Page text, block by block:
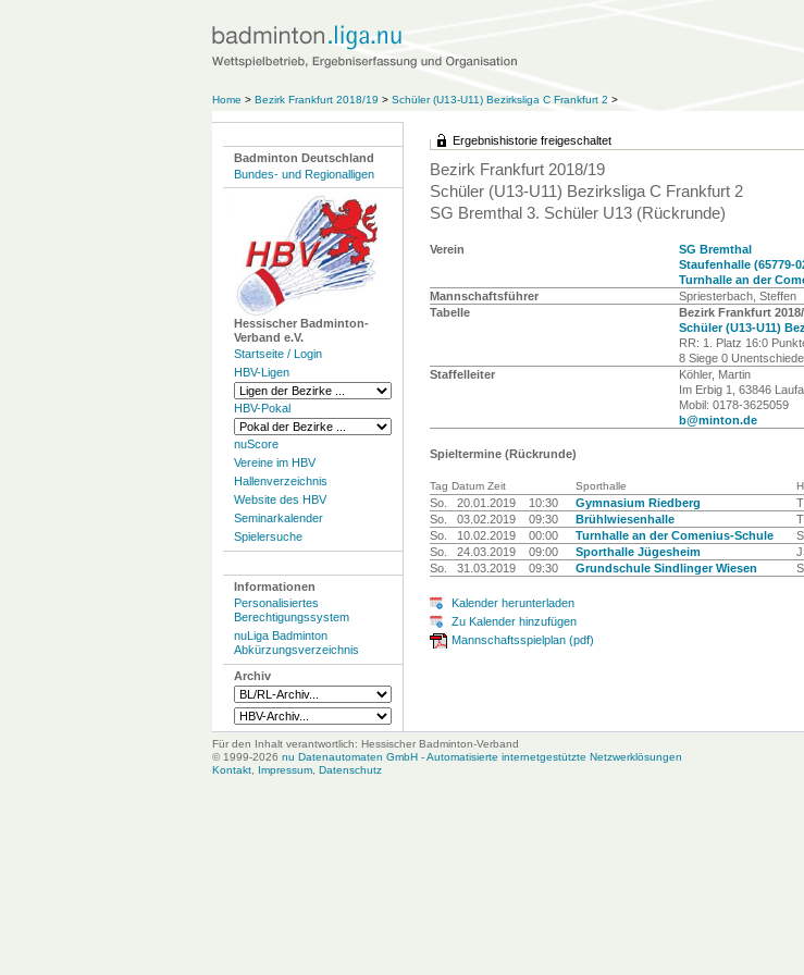
Home > Bezirk Frankfurt 2018/19 > Schüler (U13-U11) Bezirksliga C Frankfurt 2 >
Badminton Deutschland
Bundes- und Regionalligen
Hessischer Badminton-
Verband e.V.
Startseite / Login
HBV-Ligen
HBV-Pokal
nuScore
Vereine im HBV
Hallenverzeichnis
Website des HBV
Seminarkalender
Spielersuche
Informationen
Personalisiertes
Berechtigungssystem
nuLiga Badminton
Abkürzungsverzeichnis
Archiv
Ergebnishistorie freigeschaltet
Bezirk Frankfurt 2018/19
Schüler (U13-U11) Bezirksliga C Frankfurt 2
SG Bremthal 3. Schüler U13 (Rückrunde)
Verein
SG Bremthal
Staufenhalle (65779-
Turnhalle an der
Mannschaftsführer
Spriesterbach, Steffen
Tabelle
Bezirk Frankfurt
Schüler (U13-U11)
RR: 1. Platz 16:0
8 Siege 0
Staffelleiter
Köhler, Martin
Im Erbig 1, 63846
Mobil: 0178-3625059
b@minton.de
Spieltermine (Rückrunde)
Tag Datum Zeit Sporthalle
So. 20.01.2019 10:30 Gymnasium Riedberg
So.
03.02.2019 09:30 Brühlwiesenhalle
So.
10.02.2019 00:00 Turnhalle an der Comenius-Schule
So.
24.03.2019 09:00 Sporthalle Jügesheim
So.
31.03.2019 09:30 Grundschule Sindlinger Wiesen
Kalender herunterladen
Zu Kalender hinzufügen
Mannschaftsspielplan (pdf)
Für den Inhalt verantwortlich: Hessischer Badminton-Verband
© 1999-2026 nu Datenautomaten GmbH - Automatisierte internetgestützte Netzwerklösungen
Kontakt, Impressum, Datenschutz